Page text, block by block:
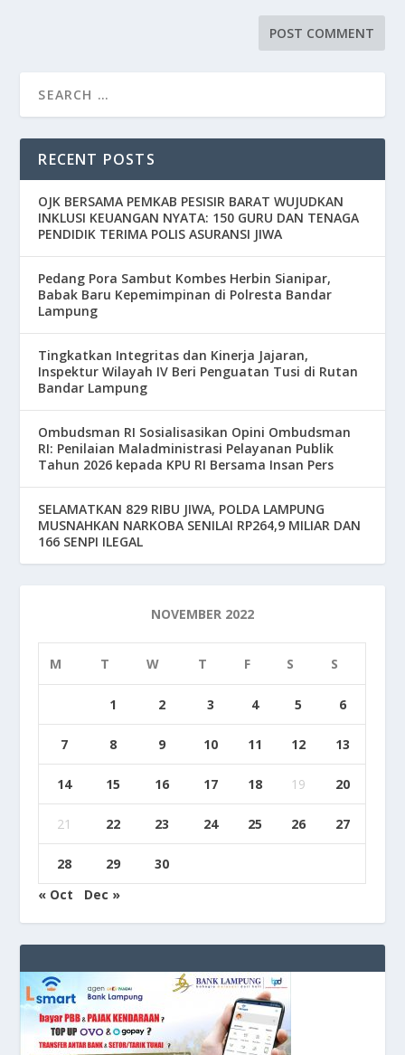
RECENT POSTS
OJK BERSAMA PEMKAB PESISIR BARAT WUJUDKAN
INKLUSI KEUANGAN NYATA: 150 GURU DAN TENAGA
PENDIDIK TERIMA POLIS ASURANSI JIWA
Pedang Pora Sambut Kombes Herbin Sianipar,
Babak Baru Kepemimpinan di Polresta Bandar
Lampung
Tingkatkan Integritas dan Kinerja Jajaran,
Inspektur Wilayah IV Beri Penguatan Tusi di Rutan
Bandar Lampung
Ombudsman RI Sosialisasikan Opini Ombudsman
RI: Penilaian Maladministrasi Pelayanan Publik
Tahun 2026 kepada KPU RI Bersama Insan Pers
SELAMATKAN 829 RIBU JIWA, POLDA LAMPUNG
MUSNAHKAN NARKOBA SENILAI RP264,9 MILIAR DAN
166 SENPI ILEGAL
NOVEMBER 2022
M T W T F S S
1 2 3 4 5 6
7 8 9 10 11 12 13
14 15 16 17 18 19 20
21 22 23 24 25 26 27
28 29
30
« Oct
Dec »